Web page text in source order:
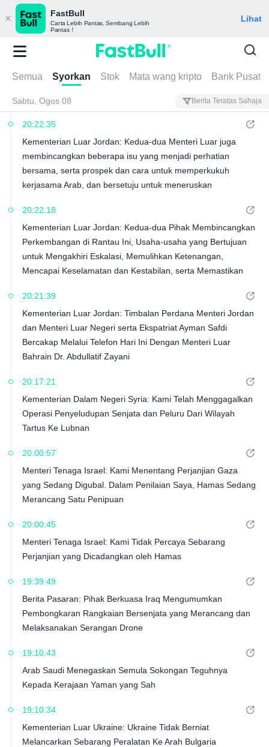
FastBull
Carta Lebih Pantas, Sembang Lebih
Pantas！
Lihat
Semua Syorkan Stok Mata wang kripto Bank Pusat
Sabtu, Ogos 08 Berita Teratas Sahaja
20:22:35
Kementerian Luar Jordan: Kedua-dua Menteri Luar juga
membincangkan beberapa isu yang menjadi perhatian
bersama, serta prospek dan cara untuk memperkukuh
kerjasama Arab, dan bersetuju untuk meneruskan
dan pelbagai hala untuk bekerjasama dalam isu-isu serantau
dan antarabangsa.
20:22:18
Kementerian Luar Jordan: Kedua-dua Pihak Membincangkan
Perkembangan di Rantau Ini, Usaha-usaha yang Bertujuan
untuk Mengakhiri Eskalasi, Memulihkan Ketenangan,
Mencapai Keselamatan dan Kestabilan, serta Memastikan
20:21:39
Kementerian Luar Jordan: Timbalan Perdana Menteri Jordan
dan Menteri Luar Negeri serta Ekspatriat Ayman Safdi
Bercakap Melalui Telefon Hari Ini Dengan Menteri Luar
Bahrain Dr. Abdullatif Zayani
20:17:21
Kementerian Dalam Negeri Syria: Kami Telah Menggagalkan
Operasi Penyeludupan Senjata dan Peluru Dari Wilayah
Tartus Ke Lubnan
20:00:57
Menteri Tenaga Israel: Kami Menentang Perjanjian Gaza
yang Sedang Digubal. Dalam Penilaian Saya, Hamas Sedang
Merancang Satu Penipuan
20:00:45
Menteri Tenaga Israel: Kami Tidak Percaya Sebarang
Perjanjian yang Dicadangkan oleh Hamas
19:39:49
Berita Pasaran: Pihak Berkuasa Iraq Mengumumkan
Pembongkaran Rangkaian Bersenjata yang Merancang dan
Melaksanakan Serangan Drone
19:10:43
Arab Saudi Menegaskan Semula Sokongan Teguhnya
Kepada Kerajaan Yaman yang Sah
19:10:34
Kementerian Luar Ukraine: Ukraine Tidak Berniat
Melancarkan Sebarang Peralatan Ke Arah Bulgaria